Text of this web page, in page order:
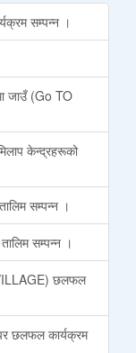
सम्पन्न ।
जाउँ (Go TO
केन्द्रहरूको
सम्पन्न ।
सम्पन्न ।
VILLAGE) छलफल
छलफल कार्यक्रम